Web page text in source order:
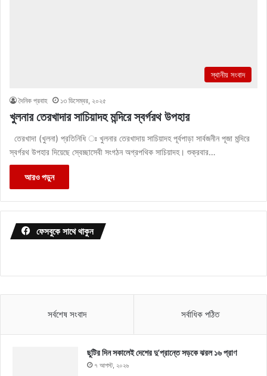
স্থানীয় সংবাদ
দৈনিক প্রবাহ ১৩ ডিসেম্বর, ২০২৫
খুলনার তেরখাদার সাচিয়াদহ মন্দিরে স্বর্গরথ উপহার
তেরখাদা (খুলনা) প্রতিনিধি ঃ খুলনার তেরখাদায় সাচিয়াদহ পূর্বপাড়া সার্বজনীন পূজা মন্দিরে
স্বর্গরথ উপহার দিয়েছে স্বেচ্ছাসেবী সংগঠন অগ্রপথিক সাচিয়াদহ। শুক্রবার…
আরও পড়ুন
ফেসবুকে সাথে থাকুন
সর্বশেষ সংবাদ সর্বাধিক পঠিত
ছুটির দিন সকালেই দেশের দু’প্রান্তে সড়কে ঝরল ১৬ প্রাণ
৭ আগস্ট, ২০২৬